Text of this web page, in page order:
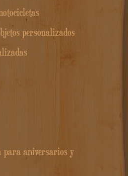
personalizados
para aniversarios y